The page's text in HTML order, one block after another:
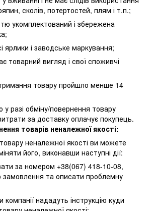
сколів, потертостей, плям і т.п.;
укомплектований і збережена
і заводське маркування;
вигляд і свої споживчі
товару пройшло менше 14
у разі обміну/повернення товару
за доставку оплачує покупець.
товарів неналежної якості:
неналежної якості ви можете
його, виконавши наступні дії:
за номером +38(067) 418-10-08,
замовлення та описати проблемну
нададуть інструкцію куди